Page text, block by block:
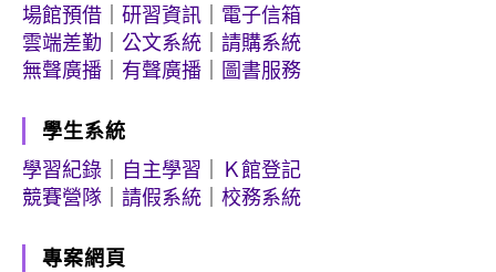
場館預借
研習資訊
電子信箱
雲端差勤
公文系統
請購系統
無聲廣播
有聲廣播 圖書服務
學生系統
學習紀錄
自主學習
Ｋ館登記
競賽營隊
請假系統 校務系統
專案網頁